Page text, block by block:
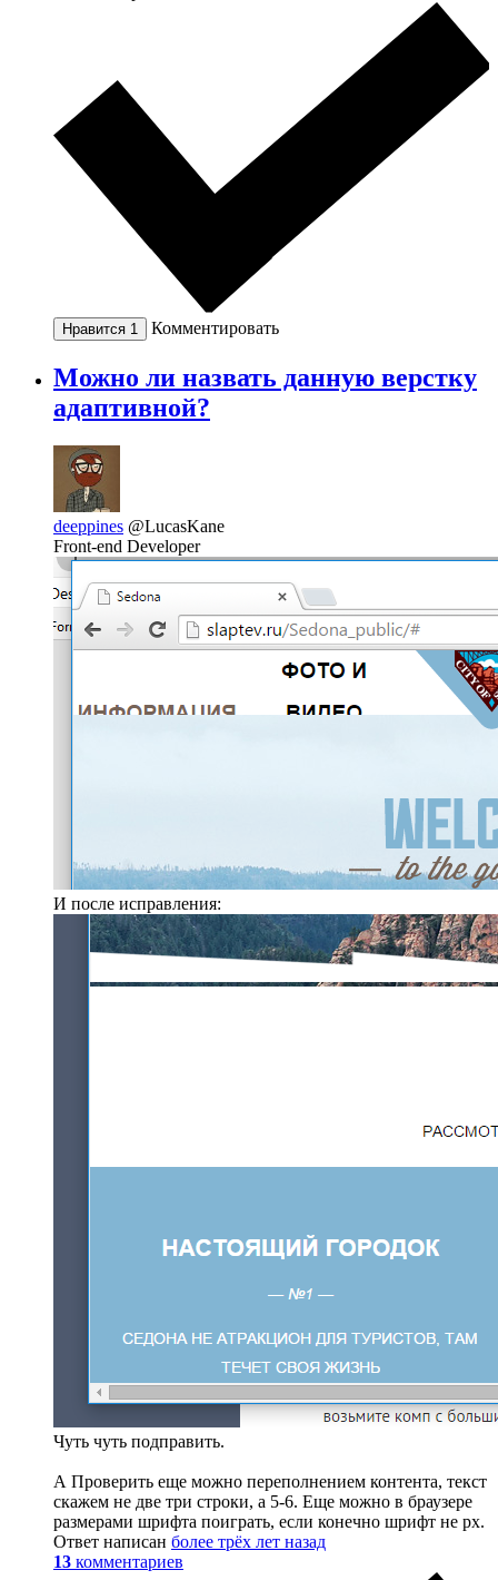
Нравится 1 Комментировать
Можно ли назвать данную верстку
адаптивной?
deeppines @LucasKane
Front-end Developer
И после исправления:
Чуть чуть подправить.
А Проверить еще можно переполнением контента, текст
скажем не две три строки, а 5-6. Еще можно в браузере
размерами шрифта поиграть, если конечно шрифт не px.
Ответ написан более трёх лет назад
13 комментариев